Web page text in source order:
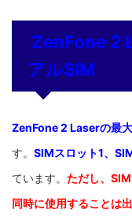
ZenFone 2
アルSIM
ZenFone 2 Laserの最
す。 SIMスロット1、
ています。 ただし、
同時に使用することは出